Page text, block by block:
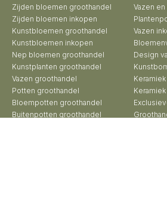
Zijden bloemen groothandel
Zijden bloemen inkopen
Kunstbloemen groothandel
Kunstbloemen inkopen
Nep bloemen groothandel
Kunstplanten groothandel
Vazen groothandel
Potten groothandel
Bloempotten groothandel
Buitenpotten groothandel
Vazen
Vazen
Design